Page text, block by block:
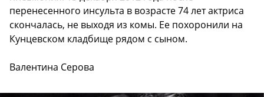
перенесенного инсульта в возрасте 74 лет актриса
скончалась, не выходя из комы. Ее похоронили на
Кунцевском кладбище рядом с сыном.
Валентина Серова